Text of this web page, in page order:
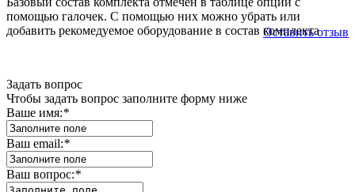
помощью галочек. С помощью них можно убрать или
добавить рекомедуемое оборудование в состав комплекта
Оставить отзыв
Задать вопрос
Чтобы задать вопрос заполните форму ниже
Ваше имя:*
Ваш email:*
Ваш вопрос:*